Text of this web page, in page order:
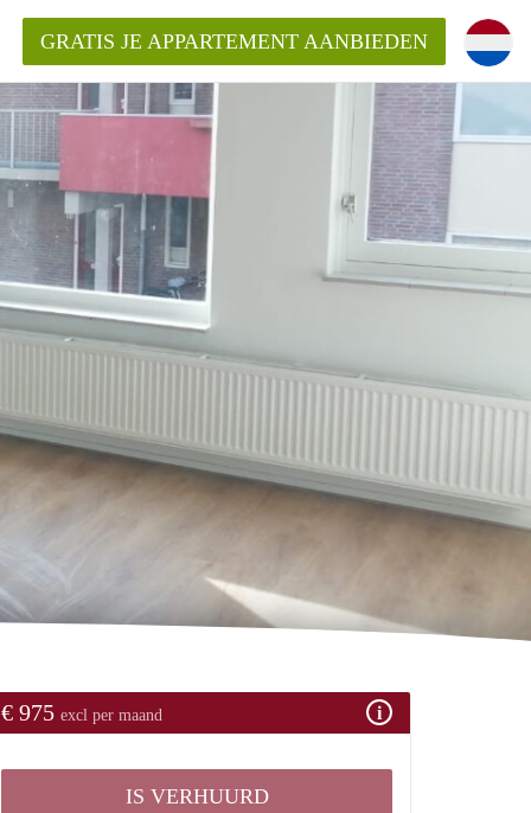
in Groningen?
GRATIS JE APPARTEMENT AANBIEDEN
€ 975 excl per maand
IS VERHUURD